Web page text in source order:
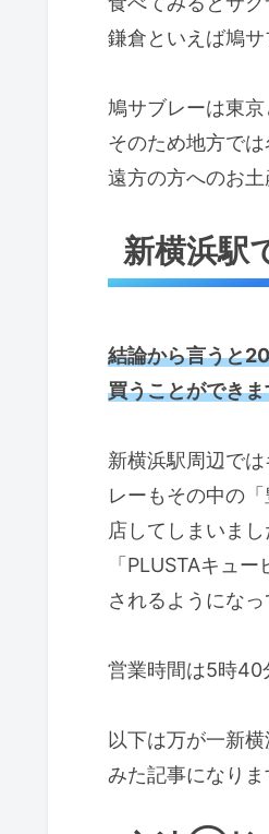
鎌倉といえば鳩
鳩サブレーは東京
そのため地方で
遠方の方へのお
新横浜駅
結論から言うと
買うことができ
新横浜駅周辺で
レーもその中の
店してしまいま
「PLUSTAキュ
されるようになっ
営業時間は5時40
以下は万が一新
みた記事になりま